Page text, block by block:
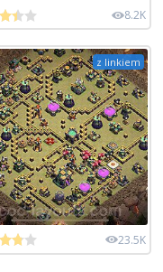
8.2K
z linkiem
23.5K